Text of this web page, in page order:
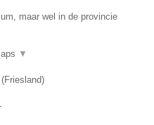
maar wel in de provincie
▼
(Friesland)